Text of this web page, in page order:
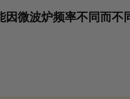
微波炉频率不同而不